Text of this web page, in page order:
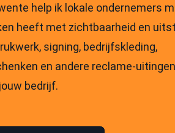
help ik lokale ondernemers
heeft met zichtbaarheid en
signing, bedrijfskleding,
en andere reclame-
bedrijf.